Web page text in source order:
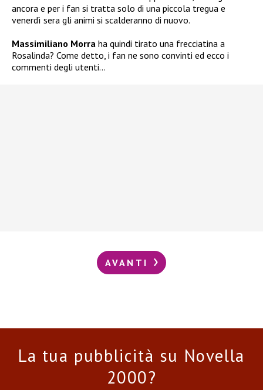
ancora e per i fan si tratta solo di una piccola tregua e
venerdì sera gli animi si scalderanno di nuovo.
Massimiliano Morra ha quindi tirato una frecciatina a
Rosalinda? Come detto, i fan ne sono convinti ed ecco i
commenti degli utenti…
AVANTI
La tua pubblicità su Novella
2000?